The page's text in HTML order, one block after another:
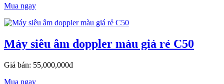
Mua ngay
Máy siêu âm doppler màu giá rẻ C50
Giá bán: 55,000,000đ
Mua ngay